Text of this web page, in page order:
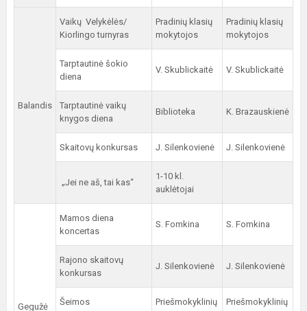
Balandis
Vaikų Velykėlės/
Kiorlingo turnyras
Pradinių klasių
mokytojos
Pradinių klasių
mokytojos
Tarptautinė šokio
diena
V. Skublickaitė V. Skublickaitė
Tarptautinė vaikų
knygos diena
Biblioteka K. Brazauskienė
Skaitovų konkursas J. Silenkovienė J. Silenkovienė
„Jei ne aš, tai kas“
1-10 kl.
auklėtojai
Gegužė
Mamos diena
koncertas
S. Fomkina S. Fomkina
Rajono skaitovų
konkursas
J. Silenkovienė J. Silenkovienė
Šeimos
Priešmokyklinių
Priešmokyklinių